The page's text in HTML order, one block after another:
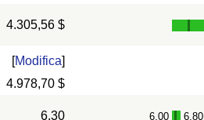
4.305,56 $
[Modifica]
4.978,70 $
6,30 6,00 6,80